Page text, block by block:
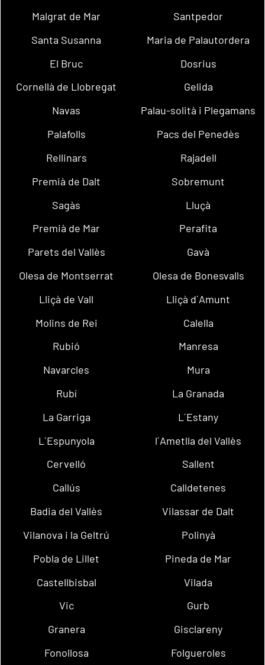
Malgrat de Mar
Santpedor
Santa Susanna
Maria de Palautordera
El Bruc
Dosrius
Cornellà de Llobregat
Gelida
Navas
Palau-solità i Plegamans
Palafolls
Pacs del Penedès
Rellinars
Rajadell
Premià de Dalt
Sobremunt
Sagàs
Lluçà
Premià de Mar
Perafita
Parets del Vallès
Gavà
Olesa de Montserrat
Olesa de Bonesvalls
Lliçà de Vall
Lliçà d´Amunt
Molins de Rei
Calella
Rubió
Manresa
Navarcles
Mura
Rubí
La Granada
La Garriga
L´Estany
L´Espunyola
l´Ametlla del Vallès
Cervelló
Sallent
Callús
Calldetenes
Badia del Vallès
Vilassar de Dalt
Vilanova i la Geltrú
Polinyà
Pobla de Lillet
Pineda de Mar
Castellbisbal
Vilada
Vic
Gurb
Granera
Gisclareny
Fonollosa
Folgueroles